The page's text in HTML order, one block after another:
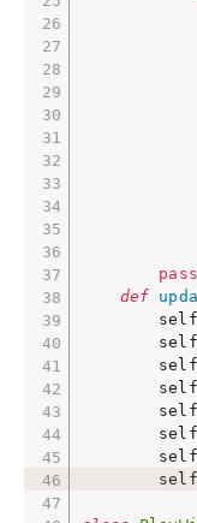
pass
def
        self
        self
        self
        self
        self
        self
        self
        self